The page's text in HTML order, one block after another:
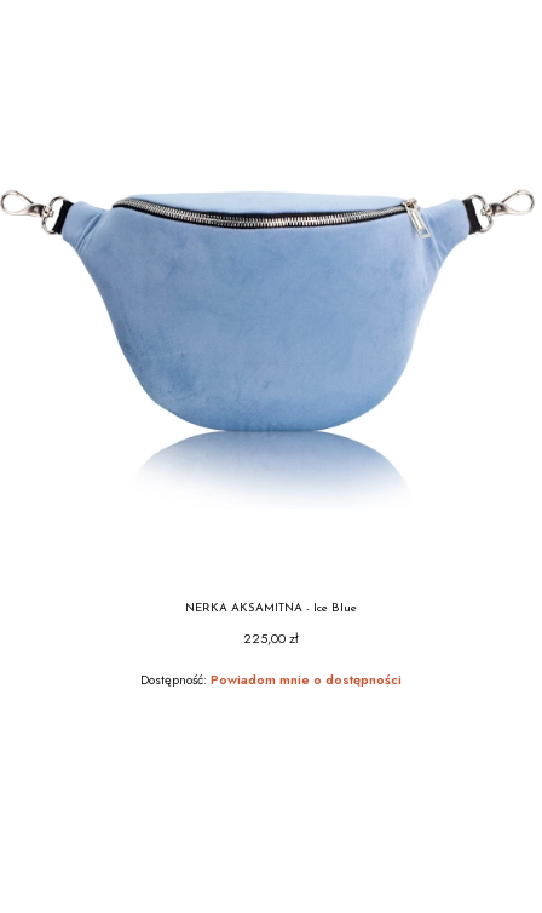
NERKA AKSAMITNA - Ice Blue
Cena
225,00 zł
Dostępność: Powiadom mnie o dostępności